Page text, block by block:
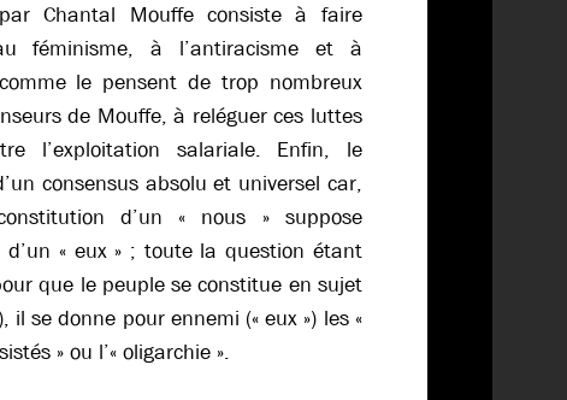
Chantal Mouffe consiste à faire
féminisme, à l’antiracisme et à
le pensent de trop nombreux
de Mouffe, à reléguer ces luttes
l’exploitation salariale. Enfin, le
consensus absolu et universel car,
d’un « nous » suppose
d’un « eux » ; toute la question étant
que le peuple se constitue en sujet
il se donne pour ennemi (« eux ») les «
» ou l’« oligarchie ».